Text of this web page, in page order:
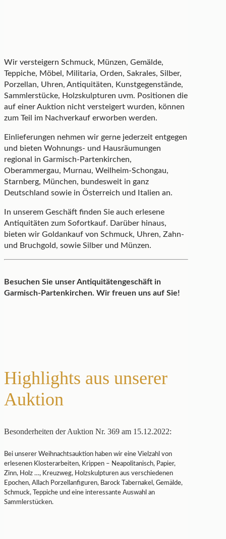
Wir versteigern Schmuck, Münzen, Gemälde,
Teppiche, Möbel, Militaria, Orden, Sakrales, Silber,
Porzellan, Uhren, Antiquitäten, Kunstgegenstände,
Sammlerstücke, Holzskulpturen uvm. Positionen die
auf einer Auktion nicht versteigert wurden, können
zum Teil im Nachverkauf erworben werden.
Einlieferungen nehmen wir gerne jederzeit entgegen
und bieten Wohnungs- und Hausräumungen
regional in Garmisch-Partenkirchen,
Oberammergau, Murnau, Weilheim-Schongau,
Starnberg, München, bundesweit in ganz
Deutschland sowie in Österreich und Italien an.
In unserem Geschäft finden Sie auch erlesene
Antiquitäten zum Sofortkauf. Darüber hinaus,
bieten wir Goldankauf von Schmuck, Uhren, Zahn-
und Bruchgold, sowie Silber und Münzen.
Besuchen Sie unser Antiquitätengeschäft in
Garmisch-Partenkirchen. Wir freuen uns auf Sie!
Highlights aus unserer
Auktion
Besonderheiten der Auktion Nr. 369 am 15.12.2022:
Bei unserer Weihnachtsauktion haben wir eine Vielzahl von
erlesenen Klosterarbeiten, Krippen – Neapolitanisch, Papier,
Zinn, Holz …, Kreuzweg, Holzskulpturen aus verschiedenen
Epochen, Allach Porzellanfiguren, Barock Tabernakel, Gemälde,
Schmuck, Teppiche und eine interessante Auswahl an
Sammlerstücken.